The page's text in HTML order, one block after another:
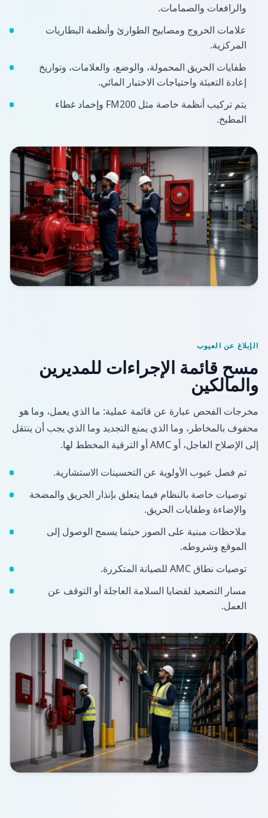
والرافعات والصمامات.
علامات الخروج ومصابيح الطوارئ وأنظمة البطاريات
المركزية.
طفايات الحريق المحمولة، والوضع، والعلامات، وتواريخ
إعادة التعبئة واحتياجات الاختبار المائي.
يتم تركيب أنظمة خاصة مثل FM200 وإخماد غطاء
المطبخ.
الإبلاغ عن العيوب
مسح قائمة الإجراءات للمديرين
والمالكين
مخرجات الفحص عبارة عن قائمة عملية: ما الذي يعمل، وما هو
محفوف بالمخاطر، وما الذي يمنع التجديد وما الذي يجب أن ينتقل
إلى الإصلاح العاجل، أو AMC أو الترقية المخطط لها.
تم فصل عيوب الأولوية عن التحسينات الاستشارية.
توصيات خاصة بالنظام فيما يتعلق بإنذار الحريق والمضخة
والإضاءة وطفايات الحريق.
ملاحظات مبنية على الصور حيثما يسمح الوصول إلى
الموقع وشروطه.
توصيات نطاق AMC للصيانة المتكررة.
مسار التصعيد لقضايا السلامة العاجلة أو التوقف عن
العمل.